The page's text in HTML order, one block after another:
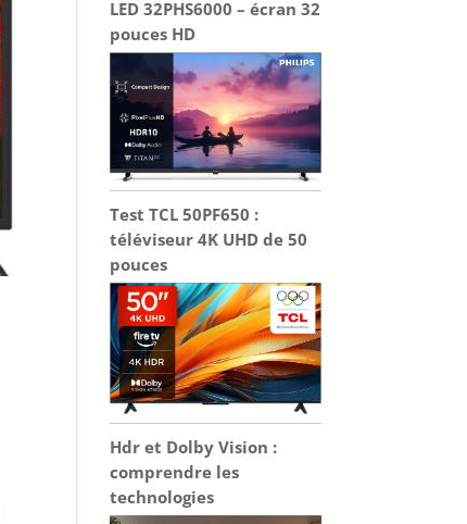
LED 32PHS6000 – écran 32
pouces HD
Test TCL 50PF650 :
téléviseur 4K UHD de 50
pouces
Hdr et Dolby Vision :
comprendre les
technologies